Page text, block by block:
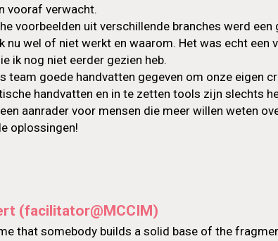
vooraf verwacht.
voorbeelden uit verschillende branches werd
nu wel of niet werkt en waarom. Het was echt een
ik nog niet eerder gezien heb.
team goede handvatten gegeven om onze eigen
handvatten en in te zetten tools zijn slechts
aanrader voor mensen die meer willen weten
oplossingen!
(facilitator@MCCIM)
that somebody builds a solid base of the